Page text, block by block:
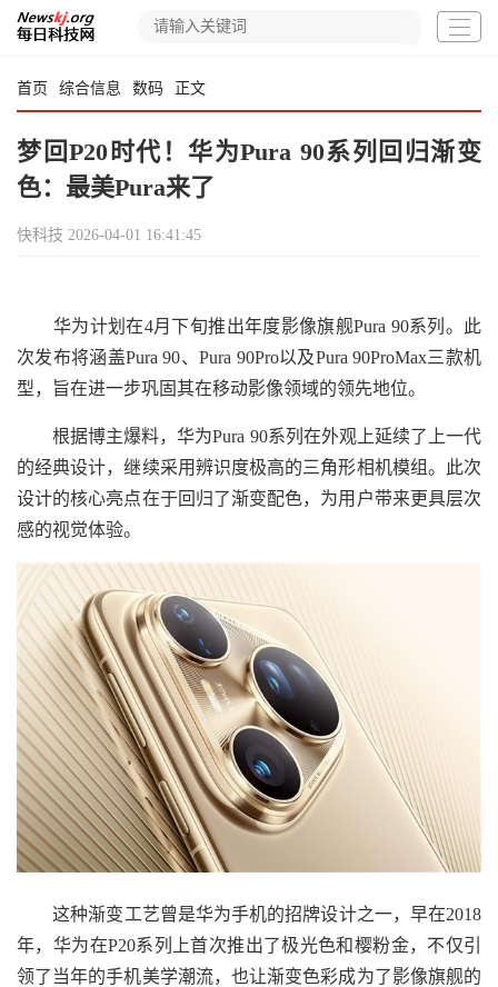
首页 综合信息 数码 正文
梦回P20时代！华为Pura 90系列回归渐变
色：最美Pura来了
快科技 2026-04-01 16:41:45
华为计划在4月下旬推出年度影像旗舰Pura 90系列。此
次发布将涵盖Pura 90、Pura 90Pro以及Pura 90ProMax三款机
型，旨在进一步巩固其在移动影像领域的领先地位。
根据博主爆料，华为Pura 90系列在外观上延续了上一代
的经典设计，继续采用辨识度极高的三角形相机模组。此次
设计的核心亮点在于回归了渐变配色，为用户带来更具层次
感的视觉体验。
这种渐变工艺曾是华为手机的招牌设计之一，早在2018
年，华为在P20系列上首次推出了极光色和樱粉金，不仅引
领了当年的手机美学潮流，也让渐变色彩成为了影像旗舰的